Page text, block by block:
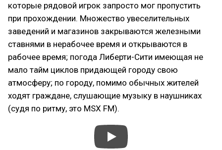
которые рядовой игрок запросто мог пропустить
при прохождении. Множество увеселительных
заведений и магазинов закрываются железными
ставнями в нерабочее время и открываются в
рабочее время; погода Либерти-Сити имеющая не
мало тайм циклов придающей городу свою
атмосферу; по городу, помимо обычных жителей
ходят граждане, слушающие музыку в наушниках
(судя по ритму, это MSX FM).